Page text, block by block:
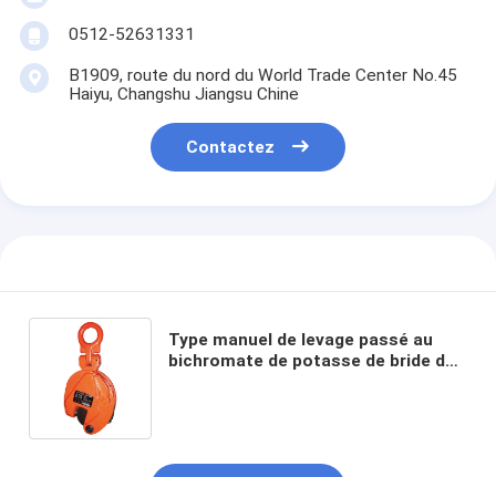
0512-52631331
B1909, route du nord du World Trade Center No.45
Haiyu, Changshu Jiangsu Chine
Contactez
Type manuel de levage passé au
bichromate de potasse de bride de